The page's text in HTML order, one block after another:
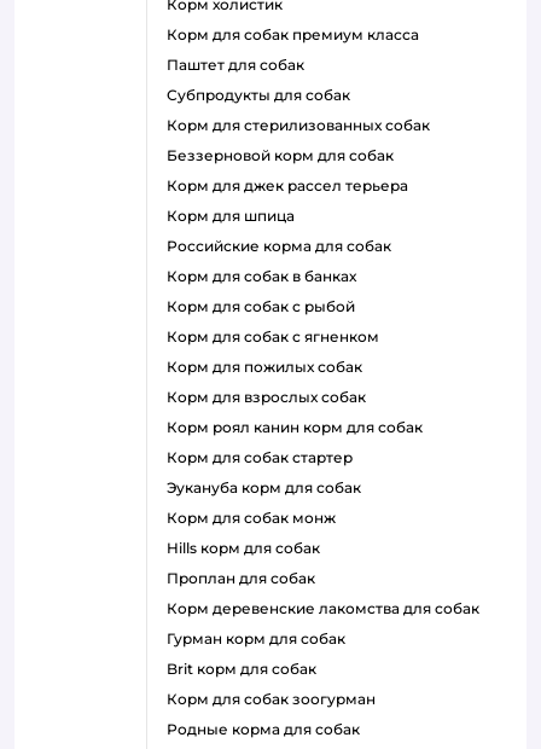
корм холистик
корм для собак премиум класса
паштет для собак
субпродукты для собак
корм для стерилизованных собак
беззерновой корм для собак
корм для джек рассел терьера
корм для шпица
российские корма для собак
корм для собак в банках
корм для собак с рыбой
корм для собак с ягненком
корм для пожилых собак
корм для взрослых собак
корм роял канин корм для собак
корм для собак стартер
эукануба корм для собак
корм для собак монж
hills корм для собак
проплан для собак
корм деревенские лакомства для собак
гурман корм для собак
brit корм для собак
корм для собак зоогурман
родные корма для собак